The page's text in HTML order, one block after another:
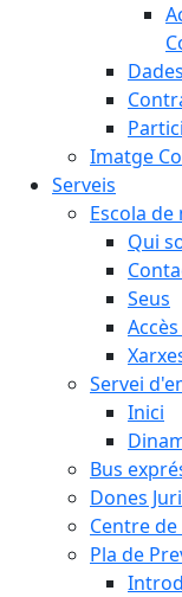
Imatge
Serveis
Escola de
Qui
Seus
Servei
Inici
Bus
Dones
Centre
Pla de